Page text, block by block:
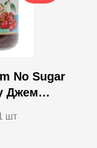
No Sugar
Джем
шт